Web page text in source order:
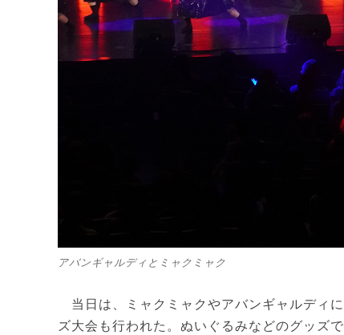
アバンギャルディとミャクミャク
当日は、ミャクミャクやアバンギャルディ
ズ大会も行われた。ぬいぐるみなどのグッズ